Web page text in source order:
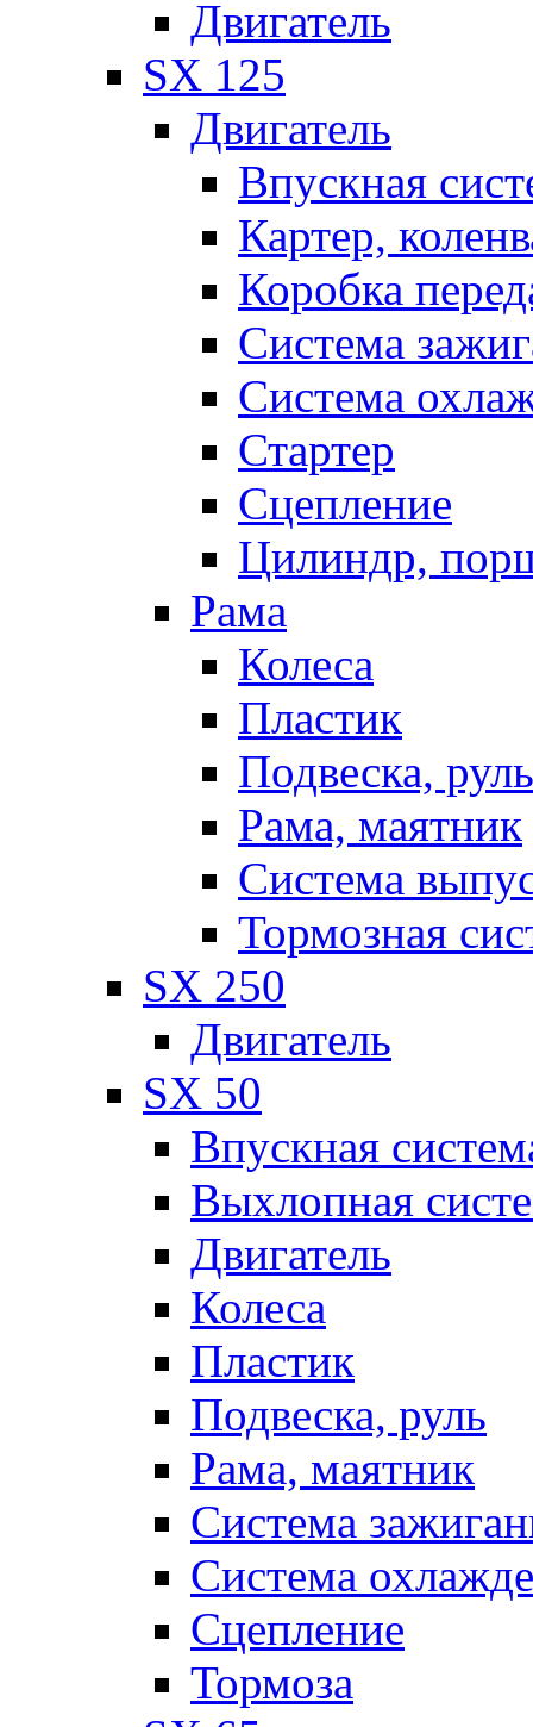
Двигатель
SX 125
Двигатель
Впускная
Картер,
Коробка
Система
Система
Стартер
Сцепление
Цилиндр,
Рама
Колеса
Пластик
Подвеска, руль
Рама, маятник
Система
Тормозная
SX 250
Двигатель
SX 50
Впускная
Выхлопная
Двигатель
Колеса
Пластик
Подвеска, руль
Рама, маятник
Система
Система
Сцепление
Тормоза